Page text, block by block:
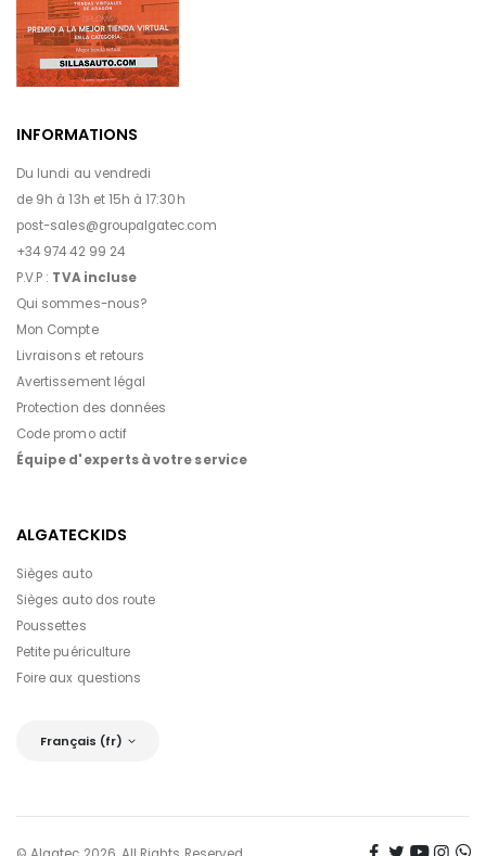
INFORMATIONS
Du lundi au vendredi
de 9h à 13h et 15h à 17:30h
post-sales@groupalgatec.com
+34 974 42 99 24
P.V.P : TVA incluse
Qui sommes-nous?
Mon Compte
Livraisons et retours
Avertissement légal
Protection des données
Code promo actif
Équipe d'experts à votre service
ALGATECKIDS
Sièges auto
Sièges auto dos route
Poussettes
Petite puériculture
Foire aux questions
Français (fr)